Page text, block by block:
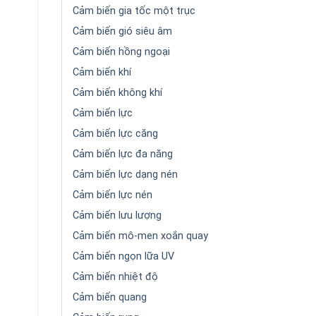
Cảm biến gia tốc một trục
Cảm biến gió siêu âm
Cảm biến hồng ngoại
Cảm biến khí
Cảm biến không khí
Cảm biến lực
Cảm biến lực căng
Cảm biến lực đa năng
Cảm biến lực dạng nén
Cảm biến lực nén
Cảm biến lưu lượng
Cảm biến mô-men xoắn quay
Cảm biến ngọn lữa UV
Cảm biến nhiệt độ
Cảm biến quang